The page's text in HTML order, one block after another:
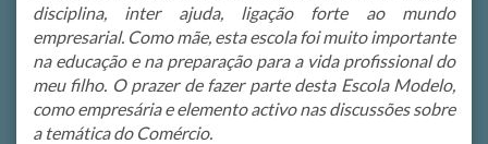
disciplina, inter ajuda, ligação forte ao mundo
empresarial. Como mãe, esta escola foi muito importante
na educação e na preparação para a vida profissional do
meu filho. O prazer de fazer parte desta Escola Modelo,
como empresária e elemento activo nas discussões sobre
a temática do Comércio.